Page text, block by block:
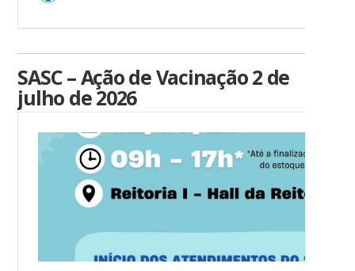
SASC – Ação de Vacinação 2 de
julho de 2026